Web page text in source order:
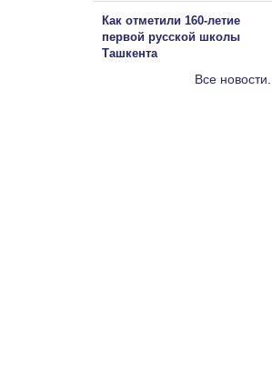
Как отметили 160-летие
первой русской школы
Ташкента
Все новости...